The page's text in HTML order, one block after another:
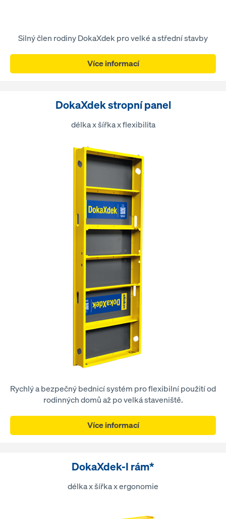
Silný člen rodiny DokaXdek pro velké a střední stavby
Více informací
DokaXdek stropní panel
délka x šířka x flexibilita
Rychlý a bezpečný bednicí systém pro flexibilní použití od
rodinných domů až po velká staveniště.
Více informací
DokaXdek-I rám*
délka x šířka x ergonomie